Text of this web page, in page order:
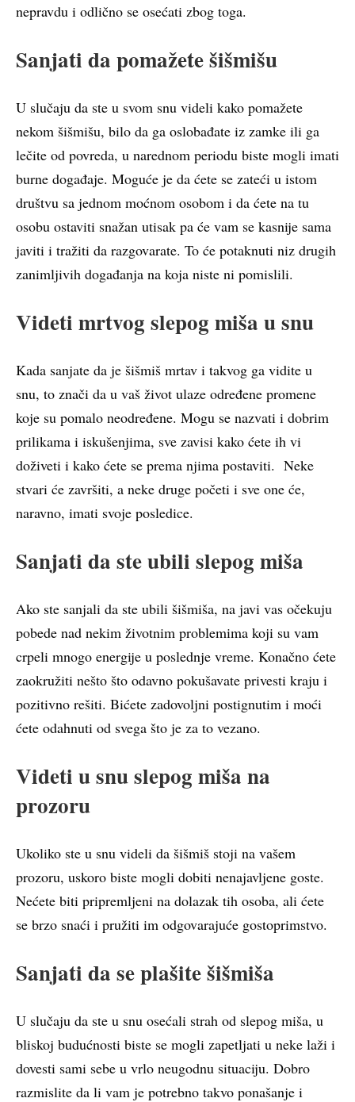
nepravdu i odlično se osećati zbog toga.
Sanjati da pomažete šišmišu
U slučaju da ste u svom snu videli kako pomažete
nekom šišmišu, bilo da ga oslobađate iz zamke ili ga
lečite od povreda, u narednom periodu biste mogli imati
burne događaje. Moguće je da ćete se zateći u istom
društvu sa jednom moćnom osobom i da ćete na tu
osobu ostaviti snažan utisak pa će vam se kasnije sama
javiti i tražiti da razgovarate. To će potaknuti niz drugih
zanimljivih događanja na koja niste ni pomislili.
Videti mrtvog slepog miša u snu
Kada sanjate da je šišmiš mrtav i takvog ga vidite u
snu, to znači da u vaš život ulaze određene promene
koje su pomalo neodređene. Mogu se nazvati i dobrim
prilikama i iskušenjima, sve zavisi kako ćete ih vi
doživeti i kako ćete se prema njima postaviti. Neke
stvari će završiti, a neke druge početi i sve one će,
naravno, imati svoje posledice.
Sanjati da ste ubili slepog miša
Ako ste sanjali da ste ubili šišmiša, na javi vas očekuju
pobede nad nekim životnim problemima koji su vam
crpeli mnogo energije u poslednje vreme. Konačno ćete
zaokružiti nešto što odavno pokušavate privesti kraju i
pozitivno rešiti. Bićete zadovoljni postignutim i moći
ćete odahnuti od svega što je za to vezano.
Videti u snu slepog miša na
prozoru
Ukoliko ste u snu videli da šišmiš stoji na vašem
prozoru, uskoro biste mogli dobiti nenajavljene goste.
Nećete biti pripremljeni na dolazak tih osoba, ali ćete
se brzo snaći i pružiti im odgovarajuće gostoprimstvo.
Sanjati da se plašite šišmiša
U slučaju da ste u snu osećali strah od slepog miša, u
bliskoj budućnosti biste se mogli zapetljati u neke laži i
dovesti sami sebe u vrlo neugodnu situaciju. Dobro
razmislite da li vam je potrebno takvo ponašanje i